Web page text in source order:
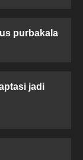
purbakala
jadi